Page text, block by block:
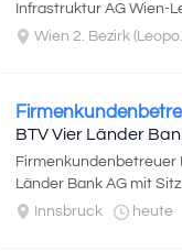
Infrastruktur AG Wien-
Wien 2. Bezirk (Leopoldstadt)
BTV Vier Länder
Firmenkundenbetreuer
Länder Bank AG mit
Innsbruck
heute